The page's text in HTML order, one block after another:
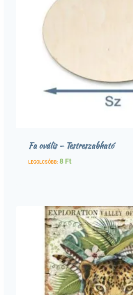
Fa ovális – Testreszabható
LEGOLCSÓBB: 8 Ft